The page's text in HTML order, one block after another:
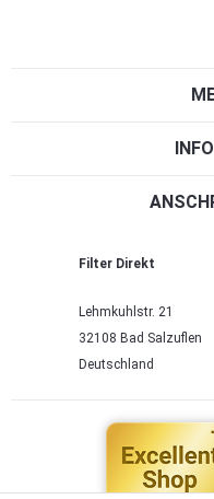
Filter Direkt
Lehmkuhlstr. 21
32108 Bad Salzuflen
Deutschland